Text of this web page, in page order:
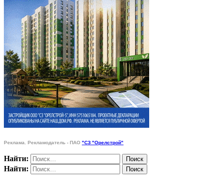
Реклама. Рекламодатель - ПАО "СЗ "Орелстрой"
Найти:
Найти: